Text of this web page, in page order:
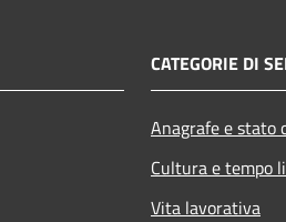
CATEGORIE DI
Anagrafe e stato
Cultura e tempo
Vita lavorativa